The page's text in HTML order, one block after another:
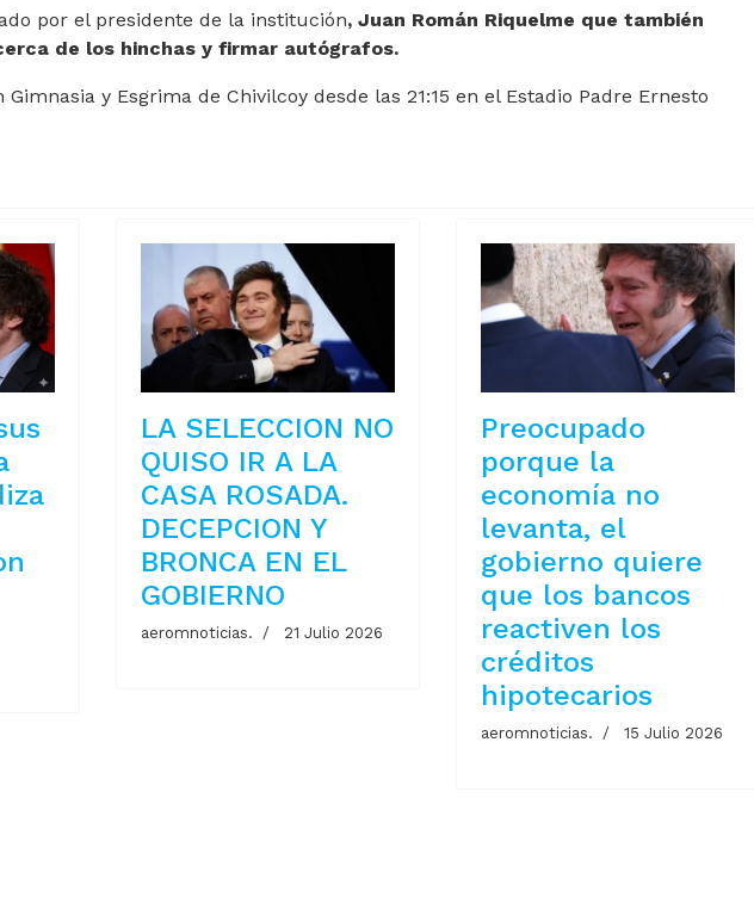
por el presidente de la institución, Juan Román Riquelme que también
de los hinchas y firmar autógrafos.
y Esgrima de Chivilcoy desde las 21:15 en el Estadio Padre Ernesto
LA SELECCION NO
QUISO IR A LA
CASA ROSADA.
DECEPCION Y
BRONCA EN EL
GOBIERNO
aeromnoticias. 21 Julio 2026
Preocupado
porque la
economía no
levanta, el
gobierno quiere
que los bancos
reactiven los
créditos
hipotecarios
aeromnoticias. 15 Julio 2026